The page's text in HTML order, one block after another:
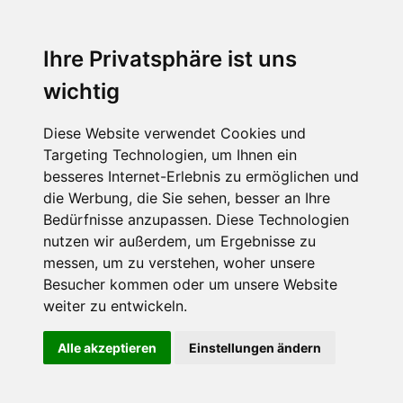
Ihre Privatsphäre ist uns
wichtig
Diese Website verwendet Cookies und
Targeting Technologien, um Ihnen ein
besseres Internet-Erlebnis zu ermöglichen und
die Werbung, die Sie sehen, besser an Ihre
Bedürfnisse anzupassen. Diese Technologien
nutzen wir außerdem, um Ergebnisse zu
messen, um zu verstehen, woher unsere
Besucher kommen oder um unsere Website
weiter zu entwickeln.
Alle akzeptieren Einstellungen ändern